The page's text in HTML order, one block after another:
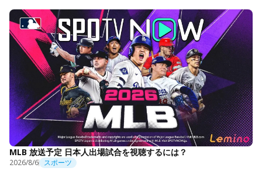
MLB 放送予定 日本人出場試合を視聴するには？
2026/8/6 スポーツ